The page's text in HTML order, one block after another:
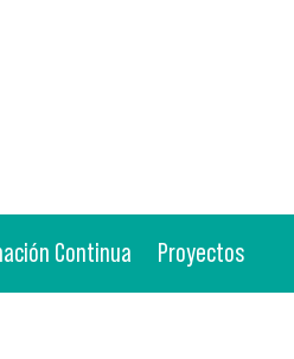
Continua Proyectos